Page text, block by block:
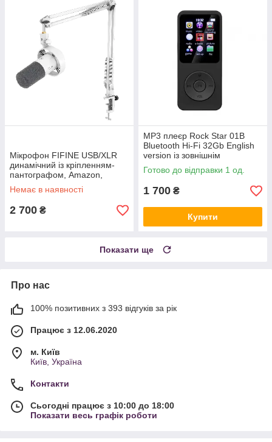
Мікрофон FIFINE USB/XLR
динамічний із кріпленням-
пантографом, Amazon,
Німеччина
Немає в наявності
2 700 ₴
MP3 плеєр Rock Star 01B
Bluetooth Hi-Fi 32Gb English
version із зовнішнім
динаміком, Amazon,
Німеччина
Готово до відправки 1 од.
1 700 ₴
Купити
Показати ще
Про нас
100% позитивних з 393 відгуків за рік
Працює з 12.06.2020
м. Київ
Київ, Україна
Контакти
Сьогодні працює з 10:00 до 18:00
Показати весь графік роботи